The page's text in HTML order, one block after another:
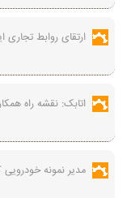
ارتقای روابط تجاری
اتابک: نقشه راه
مدیر نمونه